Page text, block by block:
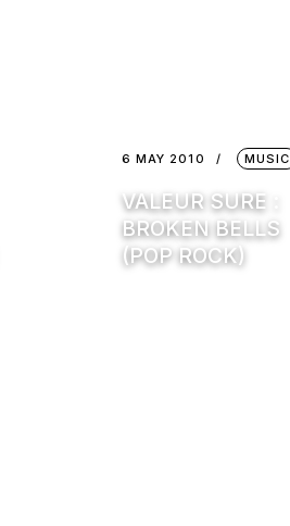
6 MAY 2010 MUSIC
VALEUR SURE :
BROKEN BELLS
(POP ROCK)